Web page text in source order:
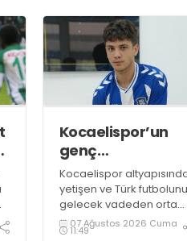
Kocaelispor’un
genç
yeteneğiydi…
ile anlaştı
Kocaelispor
yetişen ve Türk
gelecek vadeden orta
saha oyuncuları
gösterilen Yağız
07 Ağustos 2026 Cuma
11:49